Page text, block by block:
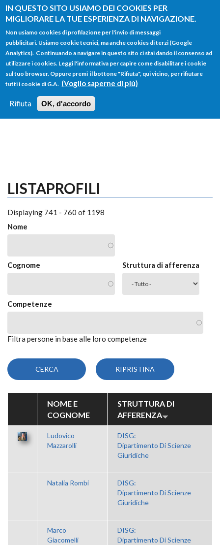
IN QUESTO SITO USIAMO DEI COOKIES PER
MIGLIORARE LA TUE ESPERIENZA DI NAVIGAZIONE.
Non usiamo cookies di profilazione per l'invio di messaggi
pubblicitari. Usiamo cookie tecnici, ma anche cookies di terzi (Google
Analytics). Continuando a navigare in questo sito ci stai dando il consenso ad
utilizzare i cookies. Leggi l'informativa per capire come disabilitare i cookie
sul tuo browser. Oppure premi il bottone "Rifiuta", qui vicino, per rifiutare
tutti i cookie di G.A. (Voglio saperne di più)
Rifiuta OK, d'accordo
Salta al contenuto principale
FORM
DI
RICERCA
Main menu
HOME TUTTI I PROFILI
LOGIN
LISTAPROFILI
Displaying 741 - 760 of 1198
Nome
Cognome Struttura di afferenza
Competenze
Filtra persone in base alle loro competenze
NOME E
COGNOME
STRUTTURA DI
AFFERENZA
Ludovico
Mazzarolli
DISG:
Dipartimento Di Scienze
Giuridiche
Natalia Rombi
DISG:
Dipartimento Di Scienze
Giuridiche
Marco
Giacomelli
DISG:
Dipartimento Di Scienze